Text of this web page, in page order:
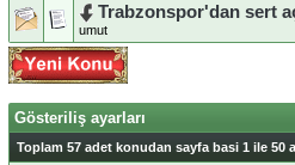
Trabzonspor'dan sert
umut
Gösteriliş ayarları
Toplam 57 adet konudan sayfa basi 1 ile 50